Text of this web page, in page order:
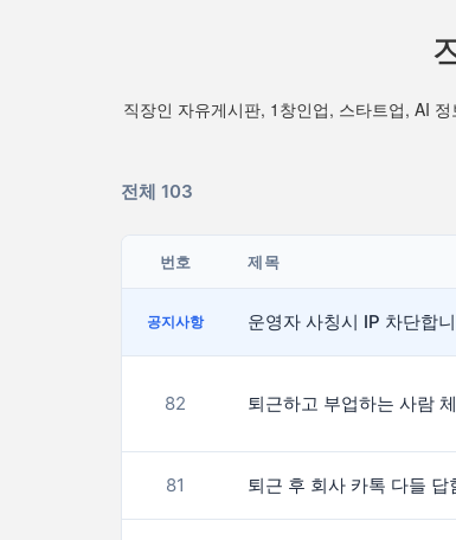
직장인 자유게시판, 1창인업, 스타트업, AI
전체 103
번호 제목
공지사항 운영자 사칭시 IP 차단합
82
81 퇴근 후 회사 카톡 다들 답